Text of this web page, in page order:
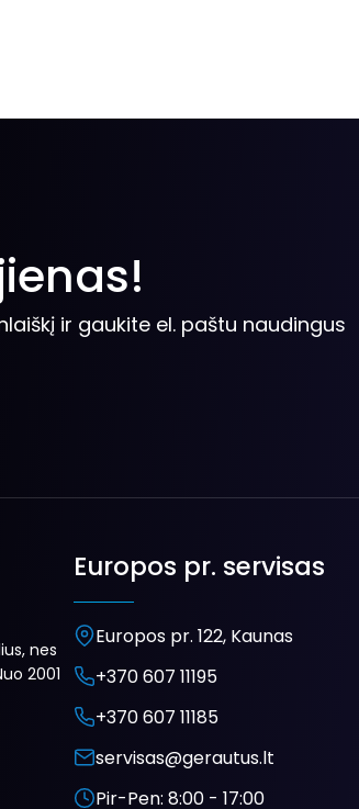
ir gaukite el. paštu naudingus
nes
2001
Europos pr. servisas
Europos pr. 122, Kaunas
+370 607 11195
+370 607 11185
servisas@gerautus.lt
Pir-Pen: 8:00 - 17:00